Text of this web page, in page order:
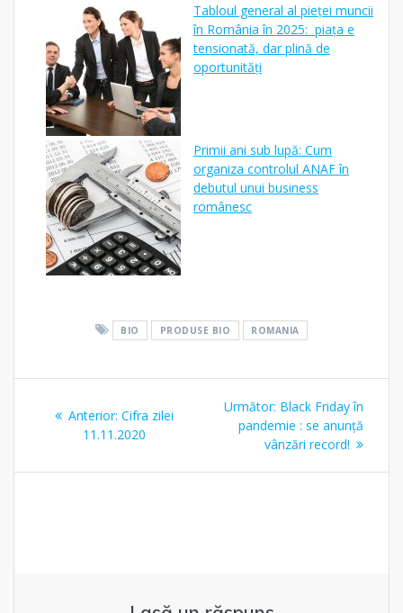
Tabloul general al pieței muncii
în România în 2025: piața e
tensionată, dar plină de
oportunități
Primii ani sub lupă: Cum
organiza controlul ANAF în
debutul unui business
românesc
BIO PRODUSE BIO ROMANIA
articole
Anterior: Articolul
anterior:
Cifra zilei
11.11.2020
Următor: Articolul
următor:
Black Friday în
pandemie : se anunță
vânzări record!